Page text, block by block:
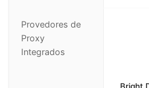
Provedores de
Proxy
Integrados